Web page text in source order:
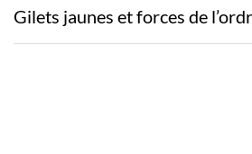
Gilets jaunes et forces de